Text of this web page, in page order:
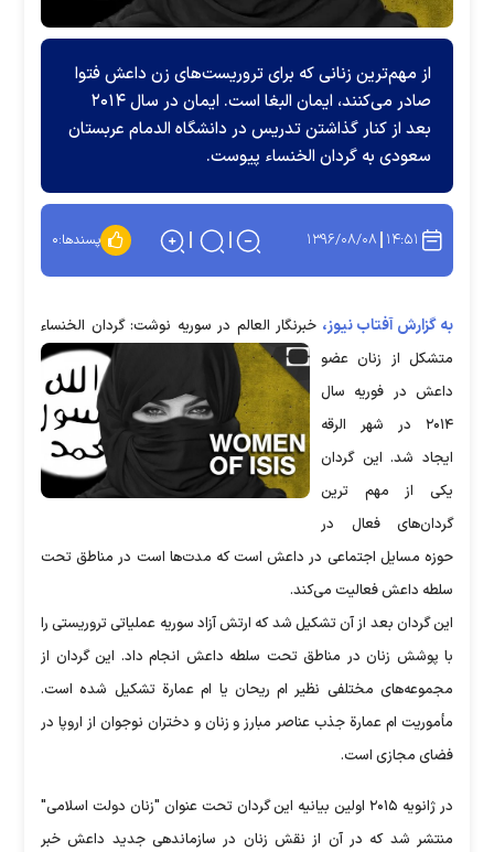
از مهم‌ترین زنانی که برای تروریست‌های زن داعش فتوا
صادر می‌کنند، ایمان البغا است. ایمان در سال ۲۰۱۴
بعد از کنار گذاشتن تدریس در دانشگاه الدمام عربستان
سعودی به گردان الخنساء پیوست.
۱۴:۵۱ ۱۳۹۶/۰۸/۰۸ پسندها:۰
به گزارش آفتاب نیوز، خبرنگار العالم در سوریه نوشت: گردان الخنساء
متشکل از زنان عضو
داعش در فوریه سال
۲۰۱۴ در شهر الرقه
ایجاد شد. این گردان
یکی از مهم ترین
گردان‌های فعال در
حوزه مسایل اجتماعی در داعش است که مدت‌ها است در مناطق تحت
سلطه داعش فعالیت می‌کند.
این گردان بعد از آن تشکیل شد که ارتش آزاد سوریه عملیاتی ‌تروریستی را
با پوشش زنان در مناطق تحت سلطه داعش انجام داد. این گردان از
مجموعه‌های مختلفی نظیر ام ریحان یا ام عمارة تشکیل شده است.
مأموریت ام عمارة جذب عناصر مبارز و زنان و دختران نوجوان از اروپا در
فضای مجازی است.
در ژانویه ۲۰۱۵ اولین بیانیه این گردان تحت عنوان "زنان دولت اسلامی"
منتشر شد که در آن از نقش زنان در سازماندهی جدید داعش خبر